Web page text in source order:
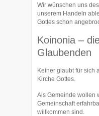
Wir wünschen uns
unserem Han­deln
Gottes schon
Koinonia –
Glaubenden
Keiner glaubt für sich
Kirche Gottes.
Als Gemeinde wollen
Gemeinschaft
willkommen sind.